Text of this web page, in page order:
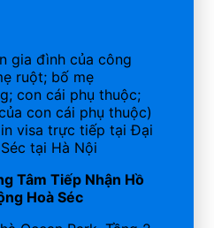
gia đình của công
ruột; bố mẹ
con cái phụ thuộc;
con cái phụ thuộc)
visa trực tiếp tại Đại
tại Hà Nội
Tâm Tiếp Nhận Hồ
Hoà Séc